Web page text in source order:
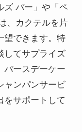
ズ バー」や「ペ
、カクテルを片
望できます。特
してサプライズ
バースデーケー
ャンパンサービ
をサポートして